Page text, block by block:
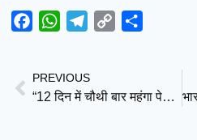
FacebookWhatsAppTelegram
Copy
PREVIOUS
“12 दिन में चौथी बार महंगा पेट्रोल-डीजल: अब महंगाई हर रसोई तक पहुंचेगी”